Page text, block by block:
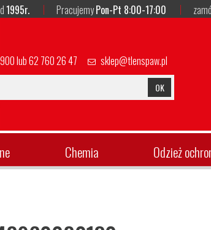
1995r. PracujemyPon-Pt 8:00-17:00
lub62 760 26 47 sklep@tlenspaw.pl
OK
Chemia Odzież